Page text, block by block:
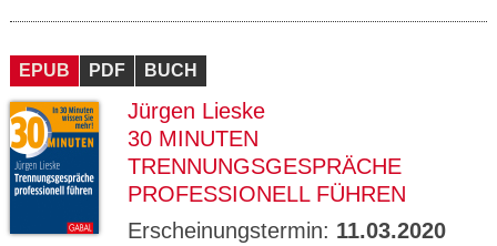
EPUB PDF BUCH
Jürgen Lieske
30 MINUTEN
TRENNUNGSGESPRÄCHE
PROFESSIONELL FÜHREN
Erscheinungstermin: 11.03.2020